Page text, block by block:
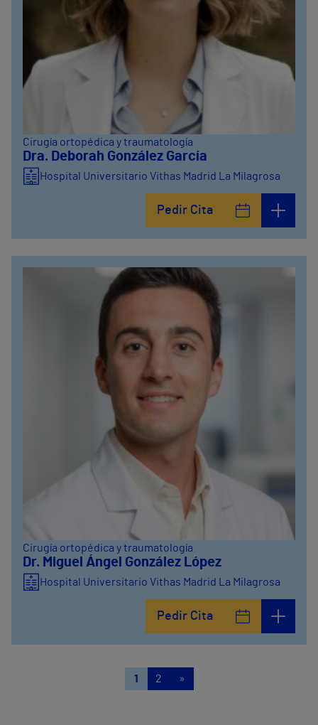
Cirugía ortopédica y traumatología
Dra. Deborah González García
Hospital Universitario Vithas Madrid La Milagrosa
Pedir Cita
Cirugía ortopédica y traumatología
Dr. Miguel Ángel González López
Hospital Universitario Vithas Madrid La Milagrosa
Pedir Cita
1 2 »